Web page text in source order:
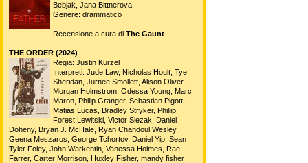
Bebjak, Jana Bittnerova
Genere: drammatico
Recensione a cura di The Gaunt
THE ORDER (2024)
Regia: Justin Kurzel
Interpreti: Jude Law, Nicholas Hoult, Tye
Sheridan, Jurnee Smollett, Alison Oliver,
Morgan Holmstrom, Odessa Young, Marc
Maron, Philip Granger, Sebastian Pigott,
Matias Lucas, Bradley Stryker, Phillip
Forest Lewitski, Victor Slezak, Daniel
Doheny, Bryan J. McHale, Ryan Chandoul Wesley,
Geena Meszaros, George Tchortov, Daniel Yip, Sean
Tyler Foley, John Warkentin, Vanessa Holmes, Rae
Farrer, Carter Morrison, Huxley Fisher, mandy fisher